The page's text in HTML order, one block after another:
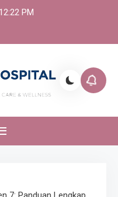
PM
dan